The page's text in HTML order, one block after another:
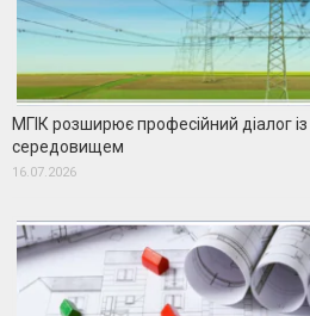
МГІК розширює професійний діалог
середовищем
16.07.2026